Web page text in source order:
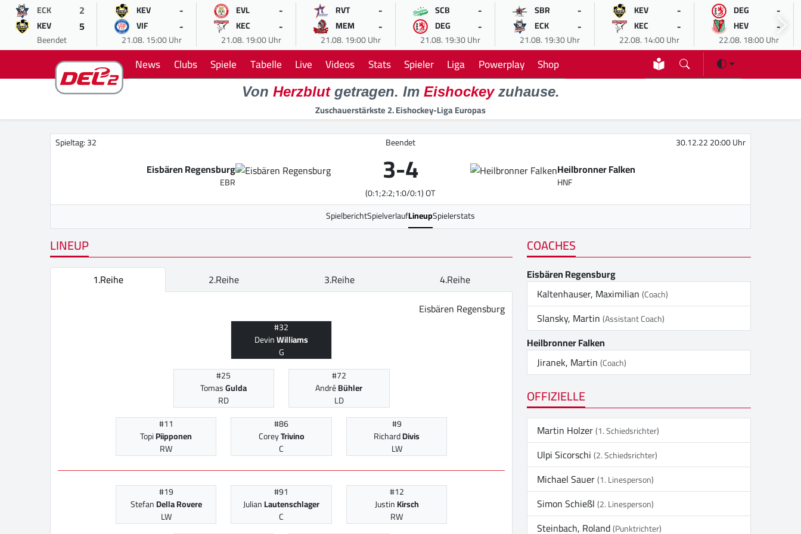
ECK 2
KEV 5
Beendet
KEV -
VIF -
21.08. 15:00 Uhr
EVL -
KEC -
21.08. 19:00 Uhr
RVT -
MEM -
21.08. 19:00 Uhr
SCB -
DEG -
21.08. 19:30 Uhr
SBR -
ECK -
21.08. 19:30 Uhr
KEV -
KEC -
22.08. 14:00 Uhr
DEG -
HEV -
22.08. 18:00 Uhr
News Clubs Spiele Tabelle Live Videos Stats Spieler Liga Powerplay Shop
Von Herzblutgetragen. Im Eishockeyzuhause.
Zuschauerstärkste 2. Eishockey-Liga Europas
Spieltag: 32 Beendet 30.12.22 20:00 Uhr
Eisbären Regensburg
EBR 3-4
(0:1;2:2;1:0/0:1) OT
Heilbronner Falken
HNF
SpielberichtSpielverlaufLineupSpielerstats
LINEUP
1.Reihe 2.Reihe 3.Reihe
4.Reihe
Eisbären Regensburg
#32
DevinWilliams
G
#25
TomasGulda
RD
#72
AndréBühler
LD
#11
TopiPiipponen
RW
#86
CoreyTrivino
C
#9
RichardDivis
LW
#19
StefanDella Rovere
LW
#91
JulianLautenschlager
C
#12
JustinKirsch
RW
COACHES
Eisbären Regensburg
Kaltenhauser, Maximilian(Coach)
Slansky, Martin(Assistant Coach)
Heilbronner Falken
Jiranek, Martin(Coach)
OFFIZIELLE
Martin Holzer(1. Schiedsrichter)
Ulpi Sicorschi(2. Schiedsrichter)
Michael Sauer(1. Linesperson)
Simon Schießl(2. Linesperson)
Steinbach, Roland(Punktrichter)